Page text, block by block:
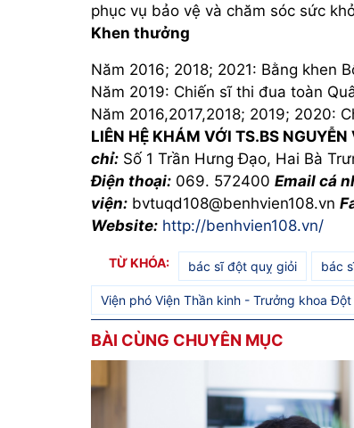
phục vụ bảo vệ và chăm sóc sức
Khen thưởng
Năm 2016; 2018; 2021: Bằng khen
Năm 2019: Chiến sĩ thi đua toàn
Năm 2016,2017,2018; 2019; 2020:
LIÊN HỆ KHÁM VỚI TS.BS NGUYỄN
chỉ: Số 1 Trần Hưng Đạo, Hai Bà
Điện thoại: 069. 572400 Email cá
viện: bvtuqd108@benhvien108.vn
Website: http://benhvien108.vn/
TỪ KHÓA: bác sĩ đột quỵ giỏi bác
Viện phó Viện Thần kinh - Trưởng khoa
BÀI CÙNG CHUYÊN MỤC